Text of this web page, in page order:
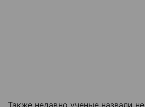
Также недавно ученые назвали